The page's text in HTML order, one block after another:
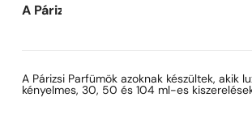
A Párizsi Parfümök-ről
A Párizsi Parfümök azoknak készültek,
kényelmes, 30, 50 és 104 ml-es